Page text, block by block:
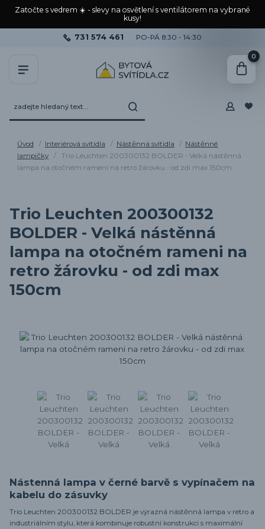
Zatočte s vedrem ☀️ - slevy na osvětlení s ventilátorem na vybrané
kusy!
731 574 461 PO-PÁ 8:30 - 14:30
0
Úvod Interiérová svítidla Nástěnná svítidla
Nástěnné
lampičky
Trio Leuchten 200300132 BOLDER - Velká nástěnná
lampa na otočném rameni na retro žárovku - od zdi max 150cm
Trio Leuchten 200300132
BOLDER - Velká nástěnná
lampa na otočném rameni na
retro žárovku - od zdi max
150cm
Nástenná lampa v černé barvě s vypínačem na
kabelu do zásuvky
Trio Leuchten 200300132 BOLDER je výrazná nástěnná lampa v retro a
industriálním stylu, která kombinuje robustní konstrukci s maximální